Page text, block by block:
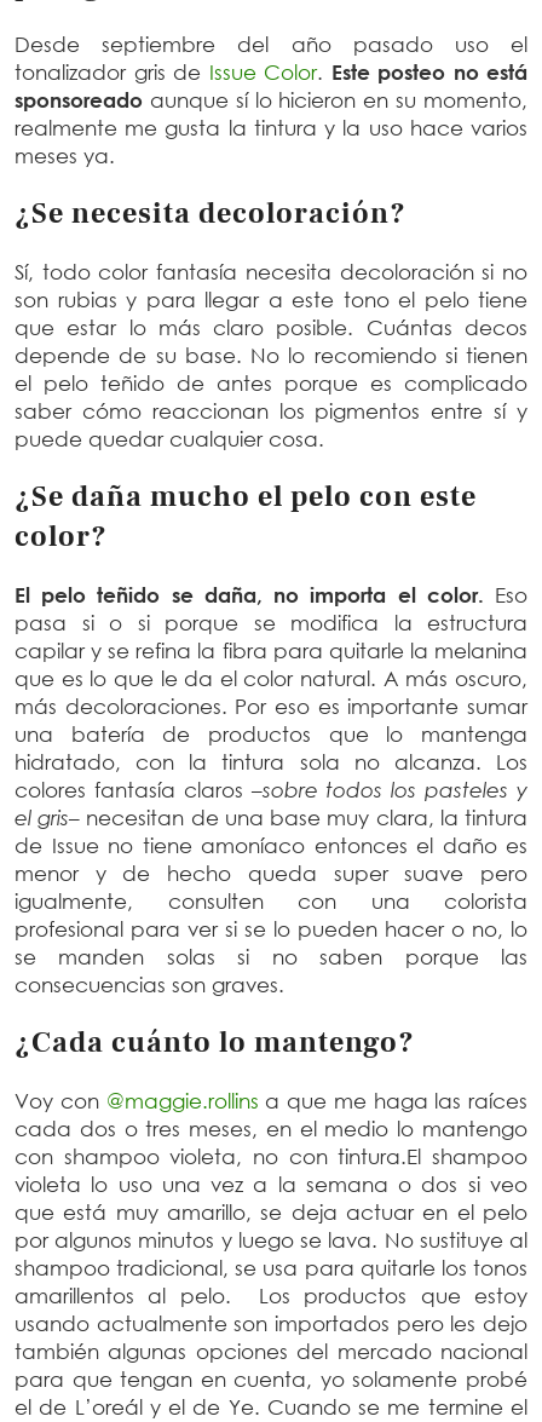
Desde septiembre del año pasado uso el
tonalizador gris de Issue Color. Este posteo no está
sponsoreado aunque sí lo hicieron en su momento,
realmente me gusta la tintura y la uso hace varios
meses ya.
¿Se necesita decoloración?
Sí, todo color fantasía necesita decoloración si no
son rubias y para llegar a este tono el pelo tiene
que estar lo más claro posible. Cuántas decos
depende de su base. No lo recomiendo si tienen
el pelo teñido de antes porque es complicado
saber cómo reaccionan los pigmentos entre sí y
puede quedar cualquier cosa.
¿Se daña mucho el pelo con este
color?
El pelo teñido se daña, no importa el color. Eso
pasa si o si porque se modifica la estructura
capilar y se refina la fibra para quitarle la melanina
que es lo que le da el color natural. A más oscuro,
más decoloraciones. Por eso es importante sumar
una batería de productos que lo mantenga
hidratado, con la tintura sola no alcanza. Los
colores fantasía claros –sobre todos los pasteles y
el gris– necesitan de una base muy clara, la tintura
de Issue no tiene amoníaco entonces el daño es
menor y de hecho queda super suave pero
igualmente, consulten con una colorista
profesional para ver si se lo pueden hacer o no, lo
se manden solas si no saben porque las
consecuencias son graves.
¿Cada cuánto lo mantengo?
Voy con @maggie.rollins a que me haga las raíces
cada dos o tres meses, en el medio lo mantengo
con shampoo violeta, no con tintura.El shampoo
violeta lo uso una vez a la semana o dos si veo
que está muy amarillo, se deja actuar en el pelo
por algunos minutos y luego se lava. No sustituye al
shampoo tradicional, se usa para quitarle los tonos
amarillentos al pelo. Los productos que estoy
usando actualmente son importados pero les dejo
también algunas opciones del mercado nacional
para que tengan en cuenta, yo solamente probé
el de L’oreál y el de Ye. Cuando se me termine el